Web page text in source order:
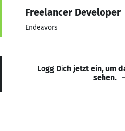
Freelancer Developer
Endeavors
Logg Dich jetzt ein, um
sehen.